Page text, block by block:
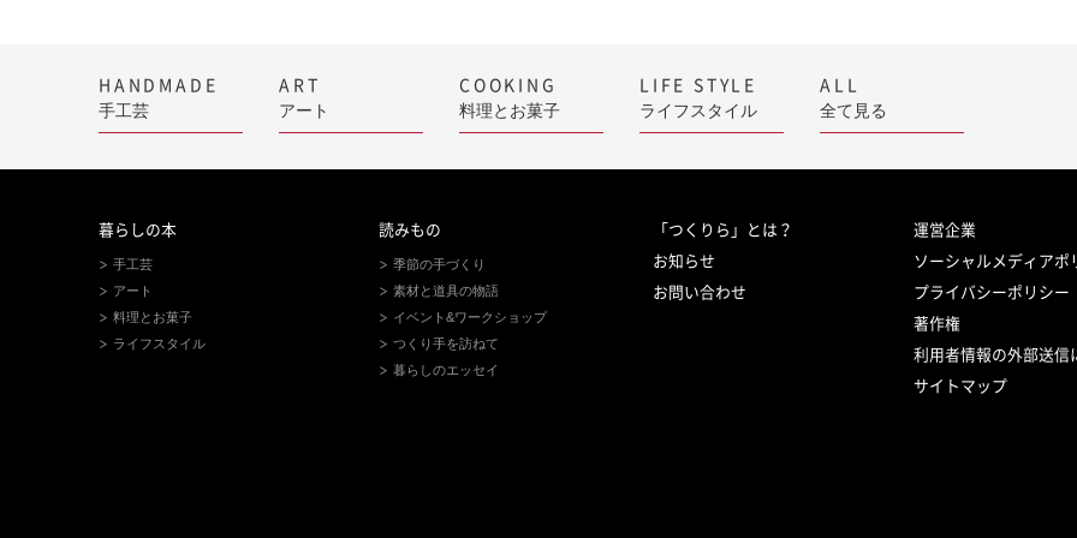
HANDMADE
手工芸
ART
アート
COOKING
料理とお菓子
LIFE STYLE
ライフスタイル
ALL
全て見る
暮らしの本
手工芸
アート
料理とお菓子
ライフスタイル
読みもの
季節の手づくり
素材と道具の物語
イベント&ワークショップ
つくり手を訪ねて
暮らしのエッセイ
「つくりら」とは？
お知らせ
お問い合わせ
運営企業
ソーシャルメディアポ
プライバシーポリシー
著作権
利用者情報の外部送信
サイトマップ